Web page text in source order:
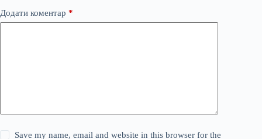
Додати коментар *
Save my name, email and website in this browser for the